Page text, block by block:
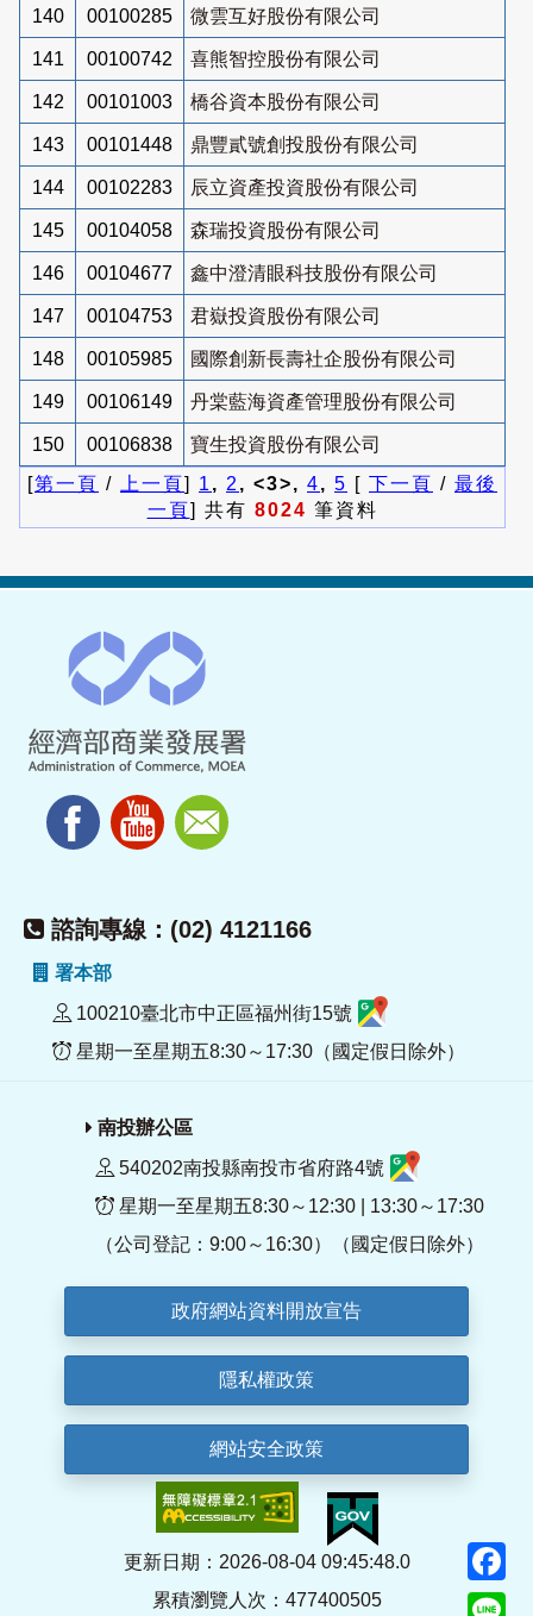
140 00100285 微雲互好股份有限公司
141 00100742 喜熊智控股份有限公司
142 00101003 橋谷資本股份有限公司
143 00101448 鼎豐貳號創投股份有限公司
144 00102283 辰立資產投資股份有限公司
145 00104058 森瑞投資股份有限公司
146 00104677 鑫中澄清眼科技股份有限公司
147 00104753 君嶽投資股份有限公司
148 00105985 國際創新長壽社企股份有限公司
149 00106149 丹棠藍海資產管理股份有限公司
150 00106838
寶生投資股份有限公司
[第一頁 / 上一頁] 1 , 2 , <3>, 4, 5 [ 下一頁 / 最後
一頁] 共有 8024 筆資料
諮詢專線：(02) 4121166
署本部
100210臺北市中正區福州街15號
星期一至星期五8:30～17:30（國定假日除外）
南投辦公區
540202南投縣南投市省府路4號
星期一至星期五8:30～12:30 | 13:30～17:30
（公司登記：9:00～16:30）（國定假日除外）
政府網站資料開放宣告
隱私權政策
網站安全政策
更新日期：2026-08-04 09:45:48.0
累積瀏覽人次：477400505